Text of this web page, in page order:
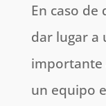
En caso de
dar lugar a
importante
un equipo